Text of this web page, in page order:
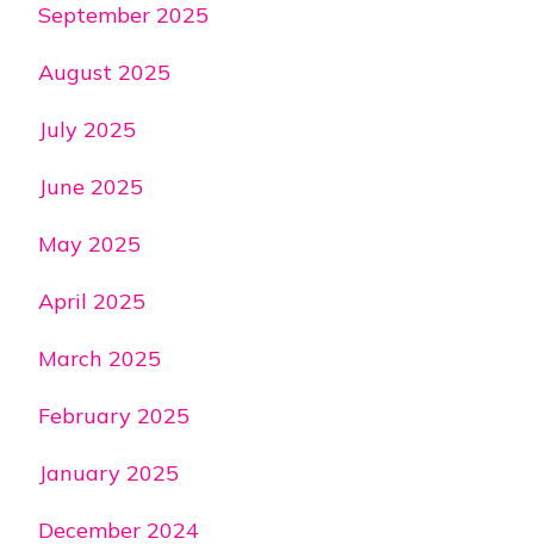
September 2025
August 2025
July 2025
June 2025
May 2025
April 2025
March 2025
February 2025
January 2025
December 2024